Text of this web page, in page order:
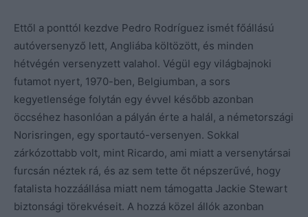
Ettől a ponttól kezdve Pedro Rodríguez ismét főállású
autóversenyző lett, Angliába költözött, és minden
hétvégén versenyzett valahol. Végül egy világbajnoki
futamot nyert, 1970-ben, Belgiumban, a sors
kegyetlensége folytán egy évvel később azonban
öccséhez hasonlóan a pályán érte a halál, a németországi
Norisringen, egy sportautó-versenyen. Sokkal
zárkózottabb volt, mint Ricardo, ami miatt a versenytársai
furcsán néztek rá, és az sem tette őt népszerűvé, hogy
fatalista hozzáállása miatt nem támogatta Jackie Stewart
biztonsági törekvéseit. A hozzá közel állók azonban